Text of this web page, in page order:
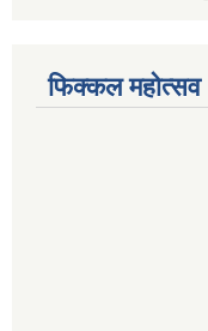
फिक्कल